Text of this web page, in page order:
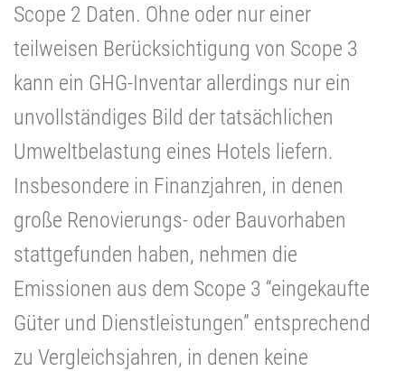
Scope 2 Daten. Ohne oder nur einer
teilweisen Berücksichtigung von Scope 3
kann ein GHG-Inventar allerdings nur ein
unvollständiges Bild der tatsächlichen
Umweltbelastung eines Hotels liefern.
Insbesondere in Finanzjahren, in denen
große Renovierungs- oder Bauvorhaben
stattgefunden haben, nehmen die
Emissionen aus dem Scope 3 “eingekaufte
Güter und Dienstleistungen” entsprechend
zu Vergleichsjahren, in denen keine